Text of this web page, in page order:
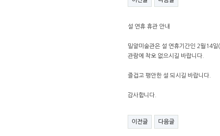
설 연휴 휴관 안내
밀알미술관은 설 연휴기간인 2월14
관람에 착오 없으시길 바랍니다.
즐겁고 평안한 설 되시길 바랍니다.
감사합니다. ​
이전글 다음글